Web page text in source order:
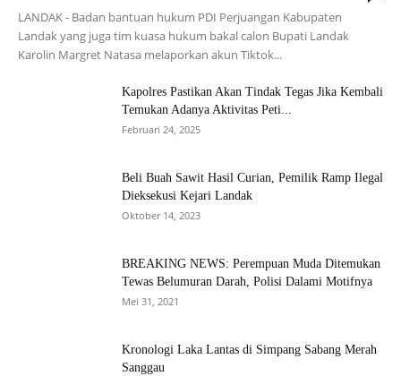
LANDAK - Badan bantuan hukum PDI Perjuangan Kabupaten
Landak yang juga tim kuasa hukum bakal calon Bupati Landak
Karolin Margret Natasa melaporkan akun Tiktok...
Kapolres Pastikan Akan Tindak Tegas Jika Kembali
Temukan Adanya Aktivitas Peti...
Februari 24, 2025
Beli Buah Sawit Hasil Curian, Pemilik Ramp Ilegal
Dieksekusi Kejari Landak
Oktober 14, 2023
BREAKING NEWS: Perempuan Muda Ditemukan
Tewas Belumuran Darah, Polisi Dalami Motifnya
Mei 31, 2021
Kronologi Laka Lantas di Simpang Sabang Merah
Sanggau